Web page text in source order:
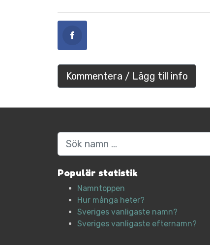
Kommentera / Lägg till info
Sök
Populär statistik
Namntoppen
Hur många heter?
Sveriges vanligaste namn?
Sveriges vanligaste efternamn?